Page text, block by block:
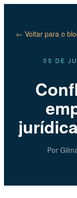
← Voltar para o
05 DE
Por